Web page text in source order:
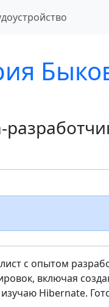
с опытом
включая
Hibernate.